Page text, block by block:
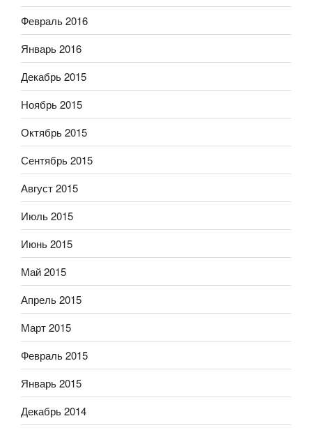
Февраль 2016
Январь 2016
Декабрь 2015
Ноябрь 2015
Октябрь 2015
Сентябрь 2015
Август 2015
Июль 2015
Июнь 2015
Май 2015
Апрель 2015
Март 2015
Февраль 2015
Январь 2015
Декабрь 2014